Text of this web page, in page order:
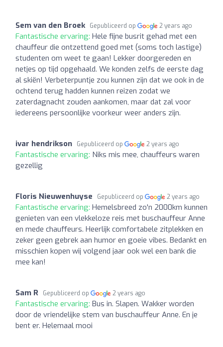
Sem van den Broek Gepubliceerd op 2 years ago
Fantastische ervaring: Hele fijne busrit gehad met een
chauffeur die ontzettend goed met (soms toch lastige)
studenten om weet te gaan! Lekker doorgereden en
netjes op tijd opgehaald. We konden zelfs de eerste dag
al skiën! Verbeterpuntje zou kunnen zijn dat we ook in de
ochtend terug hadden kunnen reizen zodat we
zaterdagnacht zouden aankomen, maar dat zal voor
iedereens persoonlijke voorkeur weer anders zijn.
ivar hendrikson Gepubliceerd op 2 years ago
Fantastische ervaring: Niks mis mee, chauffeurs waren
gezellig
Floris Nieuwenhuyse Gepubliceerd op 2 years ago
Fantastische ervaring: Hemelsbreed zo'n 2000km kunnen
genieten van een vlekkeloze reis met buschauffeur Anne
en mede chauffeurs. Heerlijk comfortabele zitplekken en
zeker geen gebrek aan humor en goeie vibes. Bedankt en
misschien kopen wij volgend jaar ook wel een bank die
mee kan!
Sam R Gepubliceerd op 2 years ago
Fantastische ervaring: Bus in. Slapen. Wakker worden
door de vriendelijke stem van buschauffeur Anne. En je
bent er. Helemaal mooi